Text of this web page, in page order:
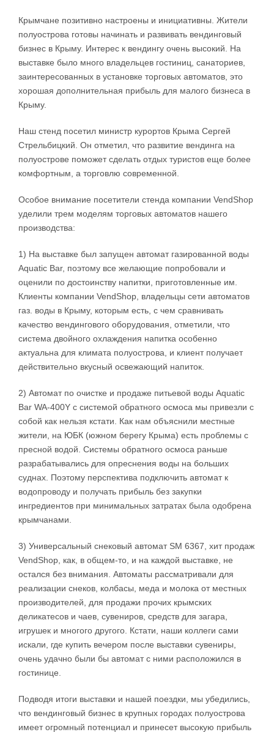
Крымчане позитивно настроены и инициативны. Жители
полуострова готовы начинать и развивать вендинговый
бизнес в Крыму. Интерес к вендингу очень высокий. На
выставке было много владельцев гостиниц, санаториев,
заинтересованных в установке торговых автоматов, это
хорошая дополнительная прибыль для малого бизнеса в
Крыму.
Наш стенд посетил министр курортов Крыма Сергей
Стрельбицкий. Он отметил, что развитие вендинга на
полуострове поможет сделать отдых туристов еще более
комфортным, а торговлю современной.
Особое внимание посетители стенда компании VendShop
уделили трем моделям торговых автоматов нашего
производства:
1) На выставке был запущен автомат газированной воды
Aquatic Bar, поэтому все желающие попробовали и
оценили по достоинству напитки, приготовленные им.
Клиенты компании VendShop, владельцы сети автоматов
газ. воды в Крыму, которым есть, с чем сравнивать
качество вендингового оборудования, отметили, что
система двойного охлаждения напитка особенно
актуальна для климата полуострова, и клиент получает
действительно вкусный освежающий напиток.
2) Автомат по очистке и продаже питьевой воды Aquatic
Bar WA-400Y с системой обратного осмоса мы привезли с
собой как нельзя кстати. Как нам объяснили местные
жители, на ЮБК (южном берегу Крыма) есть проблемы с
пресной водой. Системы обратного осмоса раньше
разрабатывались для опреснения воды на больших
суднах. Поэтому перспектива подключить автомат к
водопроводу и получать прибыль без закупки
ингредиентов при минимальных затратах была одобрена
крымчанами.
3) Универсальный снековый автомат SM 6367, хит продаж
VendShop, как, в общем-то, и на каждой выставке, не
остался без внимания. Автоматы рассматривали для
реализации снеков, колбасы, меда и молока от местных
производителей, для продажи прочих крымских
деликатесов и чаев, сувениров, средств для загара,
игрушек и многого другого. Кстати, наши коллеги сами
искали, где купить вечером после выставки сувениры,
очень удачно были бы автомат с ними расположился в
гостинице.
Подводя итоги выставки и нашей поездки, мы убедились,
что вендинговый бизнес в крупных городах полуострова
имеет огромный потенциал и принесет высокую прибыль